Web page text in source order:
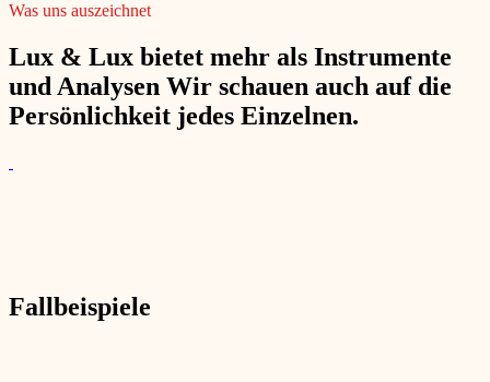
Was uns auszeichnet
Lux & Lux bietet mehr als Instrumente
und Analysen Wir schauen auch auf die
Persönlichkeit jedes Einzelnen.
Fallbeispiele